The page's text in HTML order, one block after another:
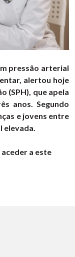
pressão arterial
alertou hoje
(SPH), que apela
anos. Segundo
e jovens entre
elevada.
a este